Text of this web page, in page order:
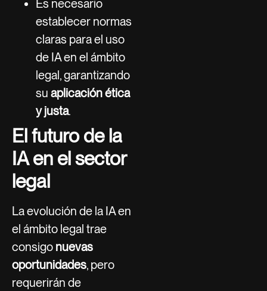
Es necesario
establecer normas
claras para el uso
de IA en el ámbito
legal, garantizando
su aplicación ética
y justa.
El futuro de la
IA en el sector
legal
La evolución de la IA en
el ámbito legal trae
consigo nuevas
oportunidades, pero
requerirán de